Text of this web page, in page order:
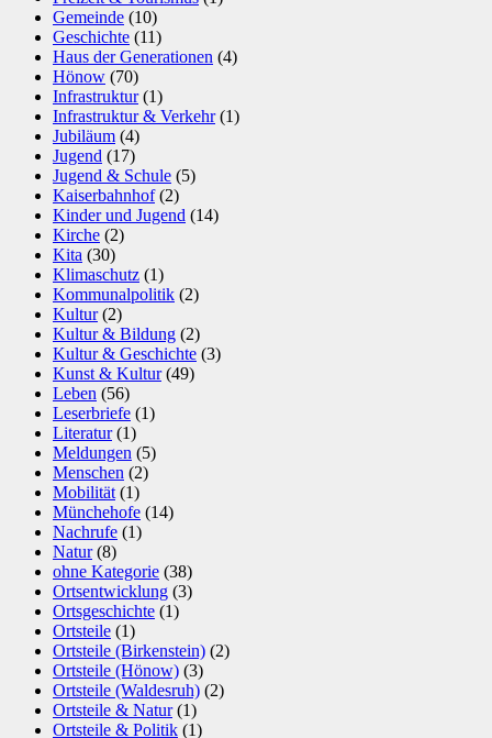
Gemeinde (10)
Geschichte (11)
Haus der Generationen (4)
Hönow (70)
Infrastruktur(1)
Infrastruktur & Verkehr(1)
Jubiläum (4)
Jugend (17)
Jugend & Schule (5)
Kaiserbahnhof(2)
Kinder und Jugend (14)
Kirche (2)
Kita (30)
Klimaschutz (1)
Kommunalpolitik (2)
Kultur(2)
Kultur & Bildung (2)
Kultur & Geschichte (3)
Kunst & Kultur(49)
Leben (56)
Leserbriefe (1)
Literatur(1)
Meldungen (5)
Menschen (2)
Mobilität (1)
Münchehofe (14)
Nachrufe (1)
Natur(8)
ohne Kategorie (38)
Ortsentwicklung (3)
Ortsgeschichte (1)
Ortsteile (1)
Ortsteile (Birkenstein) (2)
Ortsteile (Hönow) (3)
Ortsteile (Waldesruh) (2)
Ortsteile & Natur(1)
Ortsteile & Politik (1)